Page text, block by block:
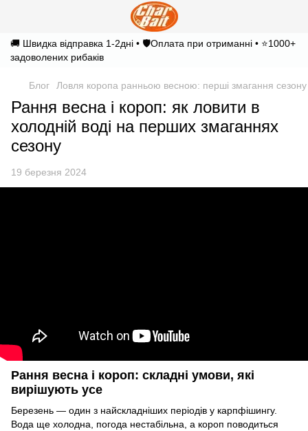
🚚 Швидка відправка 1-2дні • 🛡️Оплата при отриманні • ⭐1000+
задоволених рибаків
Блог Ловля коропа ранньою весною: перші змагання сезону
Рання весна і короп: як ловити в
холодній воді на перших змаганнях
сезону
19 березня 2024
Рання весна і короп: складні умови, які
вирішують усе
Березень — один з найскладніших періодів у карпфішингу.
Вода ще холодна, погода нестабільна, а короп поводиться